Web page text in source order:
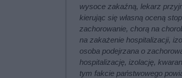
wysoce zakaźną, lekarz
kierując się własną oceną
zachorowanie, chorą na
na zakażenie hospitalizacji,
osoba podejrzana o
hospitalizację, izolację,
tym fakcie państwowego